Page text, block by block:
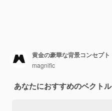
黄金の豪華な背景コンセプト
magnific
あなたにおすすめのベクトル